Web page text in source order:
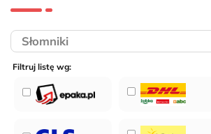
Filtruj listę wg: